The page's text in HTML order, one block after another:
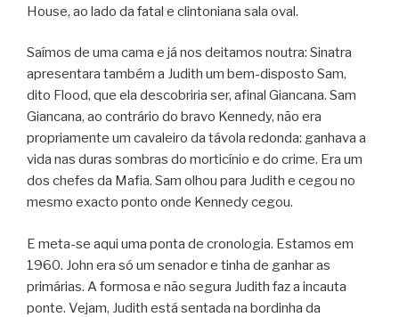
House, ao lado da fatal e clintoniana sala oval.
Saímos de uma cama e já nos deitamos noutra: Sinatra
apresentara também a Judith um bem-disposto Sam,
dito Flood, que ela descobriria ser, afinal Giancana. Sam
Giancana, ao contrário do bravo Kennedy, não era
propriamente um cavaleiro da távola redonda: ganhava a
vida nas duras sombras do morticínio e do crime. Era um
dos chefes da Mafia. Sam olhou para Judith e cegou no
mesmo exacto ponto onde Kennedy cegou.
E meta-se aqui uma ponta de cronologia. Estamos em
1960. John era só um senador e tinha de ganhar as
primárias. A formosa e não segura Judith faz a incauta
ponte. Vejam, Judith está sentada na bordinha da